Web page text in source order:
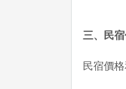
三、民宿
民宿價